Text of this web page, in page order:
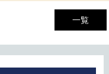
一覧